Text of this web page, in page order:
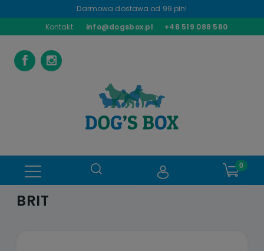
Darmowa dostawa od 99 pln!
Kontakt:
info@dogsbox.pl +48 519 088 580
BRIT